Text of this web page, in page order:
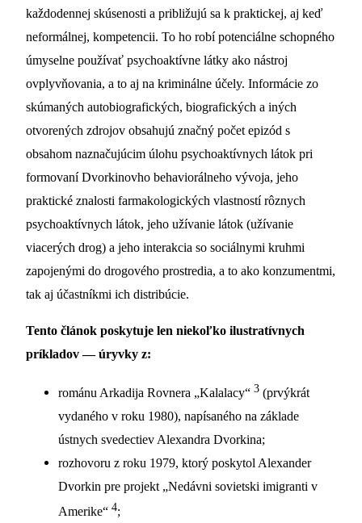
každodennej skúsenosti a približujú sa k praktickej, aj keď
neformálnej, kompetencii. To ho robí potenciálne schopného
úmyselne používať psychoaktívne látky ako nástroj
ovplyvňovania, a to aj na kriminálne účely. Informácie zo
skúmaných autobiografických, biografických a iných
otvorených zdrojov obsahujú značný počet epizód s
obsahom naznačujúcim úlohu psychoaktívnych látok pri
formovaní Dvorkinovho behaviorálneho vývoja, jeho
praktické znalosti farmakologických vlastností rôznych
psychoaktívnych látok, jeho užívanie látok (užívanie
viacerých drog) a jeho interakcia so sociálnymi kruhmi
zapojenými do drogového prostredia, a to ako konzumentmi,
tak aj účastníkmi ich distribúcie.
Tento článok poskytuje len niekoľko ilustratívnych
príkladov — úryvky z:
románu Arkadija Rovnera „Kalalacy“ 3 (prvýkrát
vydaného v roku 1980), napísaného na základe
ústnych svedectiev Alexandra Dvorkina;
rozhovoru z roku 1979, ktorý poskytol Alexander
Dvorkin pre projekt „Nedávni sovietski imigranti v
Amerike“ 4;